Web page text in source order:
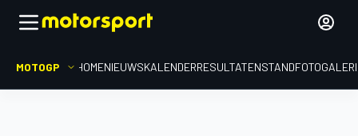
MOTOGP HOMENIEUWSKALENDERRESULTATENSTAND